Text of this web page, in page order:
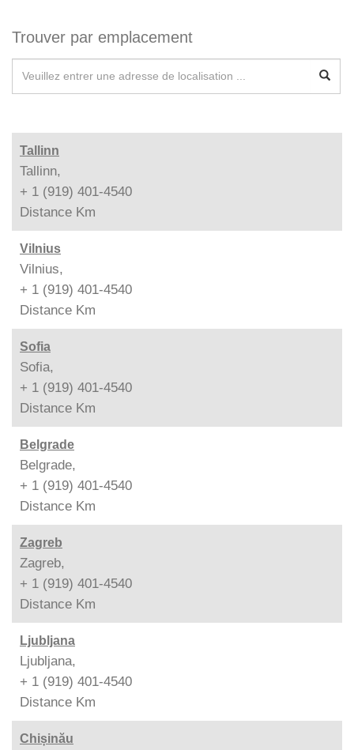
Trouver par emplacement
Tallinn
Tallinn,
+ 1 (919) 401-4540
Distance Km
Vilnius
Vilnius,
+ 1 (919) 401-4540
Distance Km
Sofia
Sofia,
+ 1 (919) 401-4540
Distance Km
Belgrade
Belgrade,
+ 1 (919) 401-4540
Distance Km
Zagreb
Zagreb,
+ 1 (919) 401-4540
Distance Km
Ljubljana
Ljubljana,
+ 1 (919) 401-4540
Distance Km
Chișinău